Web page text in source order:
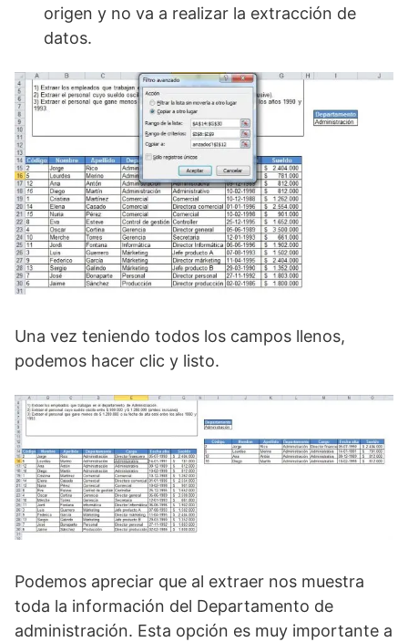
origen y no va a realizar la extracción de
datos.
Una vez teniendo todos los campos llenos,
podemos hacer clic y listo.
Podemos apreciar que al extraer nos muestra
toda la información del Departamento de
administración. Esta opción es muy importante a